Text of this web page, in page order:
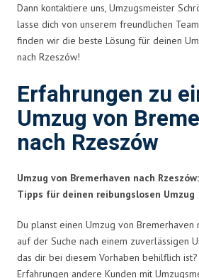
Dann kontaktiere uns, Umzugsmeister
lasse dich von unserem freundlichen
finden wir die beste Lösung für deinen
nach Rzeszów!
Erfahrungen zu
Umzug von
nach Rzeszów
Umzug von Bremerhaven nach
Tipps für deinen reibungslosen Umzug
Du planst einen Umzug von Bremerhaven
auf der Suche nach einem zuverlässigen
das dir bei diesem Vorhaben behilflich
Erfahrungen andere Kunden mit